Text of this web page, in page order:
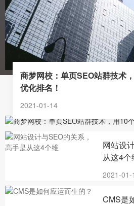
商梦网校：单页SEO站群技术
优化排名！
2021-01-14
网站设
从这4个
2021-01-
CMS是